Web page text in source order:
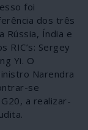
foi
dos três
Rússia, Índia e
RIC’s: Sergey
Yi. O
Narendra
se
a realizar-